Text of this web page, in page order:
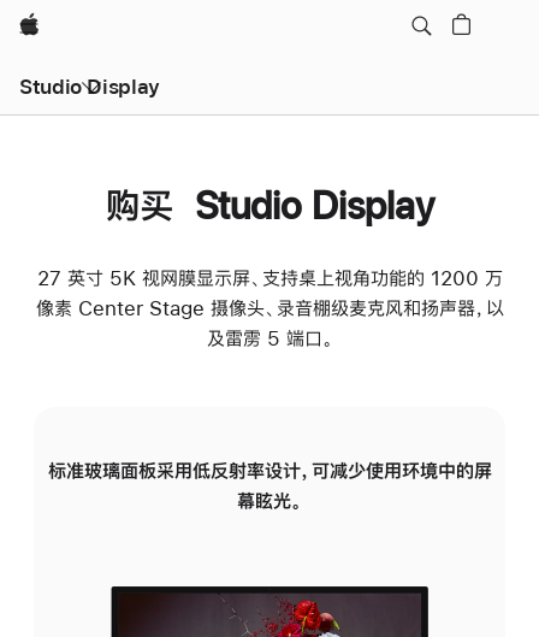
Apple
Studio Display
购买 Studio Display
27 英寸 5K 视网膜显示屏、支持桌上视角功能的 1200 万
像素 Center Stage 摄像头、录音棚级麦克风和扬声器，以
及雷雳 5 端口。
标准玻璃面板采用低反射率设计，可减少使用环境中的屏
幕眩光。